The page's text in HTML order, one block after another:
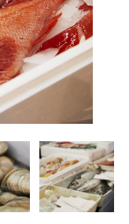
樋徳商店2サムネイル：樋徳